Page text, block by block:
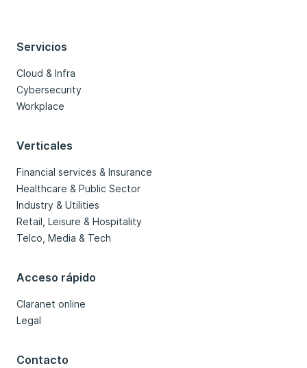
Servicios
Cloud & Infra
Cybersecurity
Workplace
Verticales
Financial services & Insurance
Healthcare & Public Sector
Industry & Utilities
Retail, Leisure & Hospitality
Telco, Media & Tech
Acceso rápido
Claranet online
Legal
Contacto